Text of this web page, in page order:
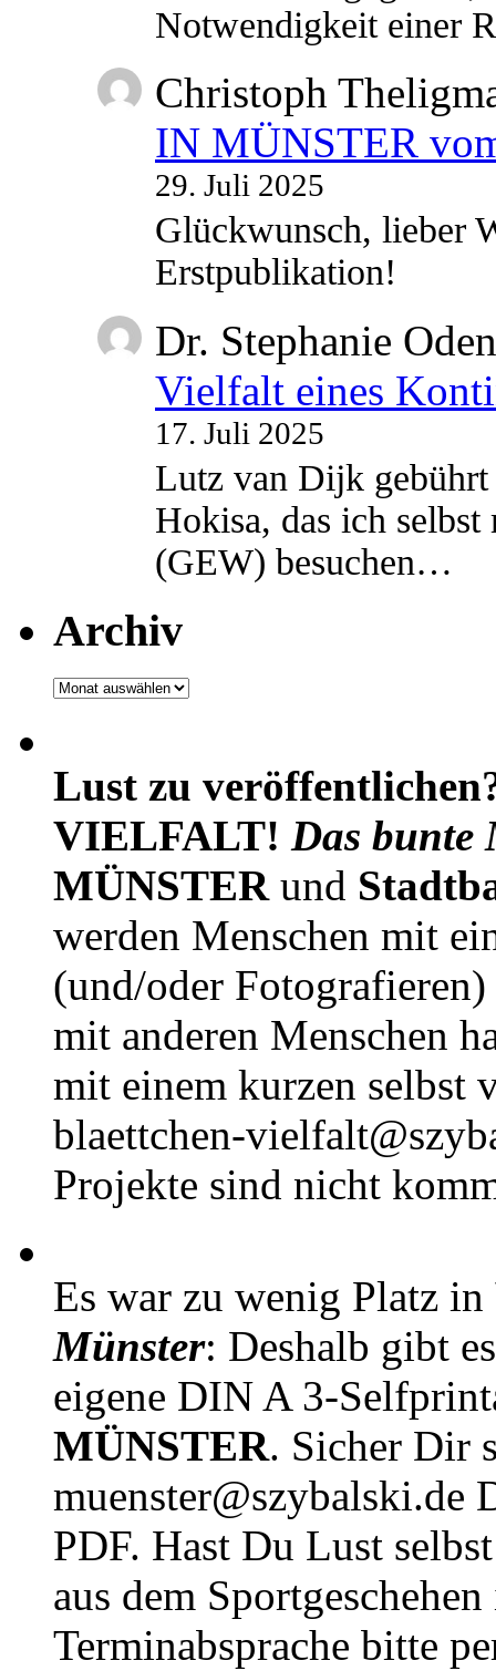
Notwendigkeit einer
Christoph
IN MÜNSTER
29. Juli 2025
Glückwunsch, lieber
Erstpublikation!
Dr. Stephanie
Vielfalt eines
17. Juli 2025
Lutz van Dijk
Hokisa, das ich
(GEW) besuchen…
Archiv
Archiv
Lust zu
VIELFALT! Das bunte
MÜNSTERund
werden Menschen mit
(und/oder
mit anderen Menschen
mit einem kurzen selbst
blaettchen-
Projekte sind nicht
Es war zu wenig Platz in
Münster: Deshalb gibt
eigene DIN A 3-
MÜNSTER. Sicher Dir
muenster@szybalski.de
PDF. Hast Du Lust
aus dem
Terminabsprache bitte